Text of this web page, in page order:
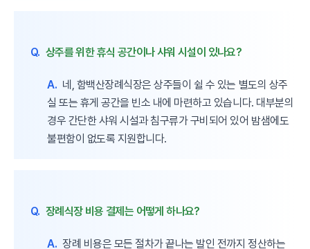
Q. 상주를 위한 휴식 공간이나 샤워 시설이 있나요?
A. 네, 함백산장례식장은 상주들이 쉴 수 있는 별도의 상주
실 또는 휴게 공간을 빈소 내에 마련하고 있습니다. 대부분의
경우 간단한 샤워 시설과 침구류가 구비되어 있어 밤샘에도
불편함이 없도록 지원합니다.
Q. 장례식장 비용 결제는 어떻게 하나요?
A. 장례 비용은 모든 절차가 끝나는 발인 전까지 정산하는